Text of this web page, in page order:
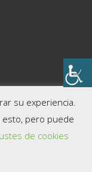
su experiencia.
pero puede
de cookies